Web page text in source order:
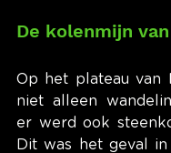
De kolenmijn
Op het plateau van
niet alleen
er werd ook
Dit was het geval in